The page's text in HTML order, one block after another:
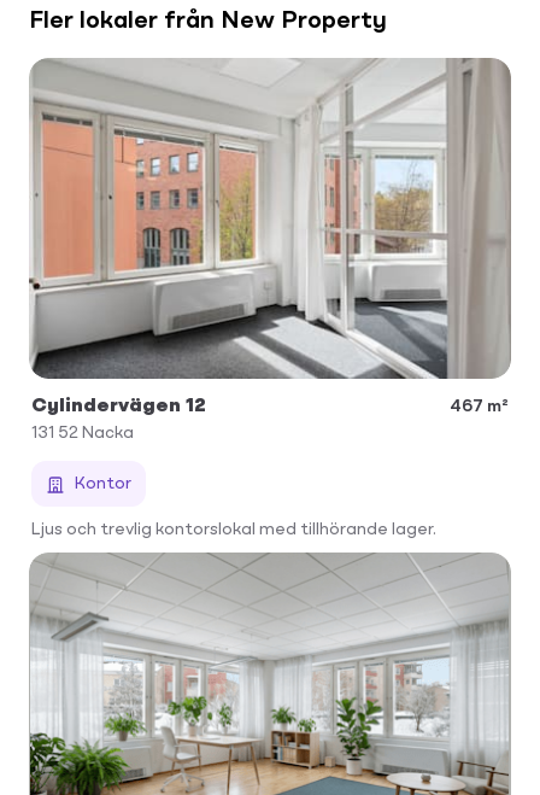
Fler lokaler från New Property
Cylindervägen 12
467 m²
131 52 Nacka
Kontor
Ljus och trevlig kontorslokal med tillhörande lager.